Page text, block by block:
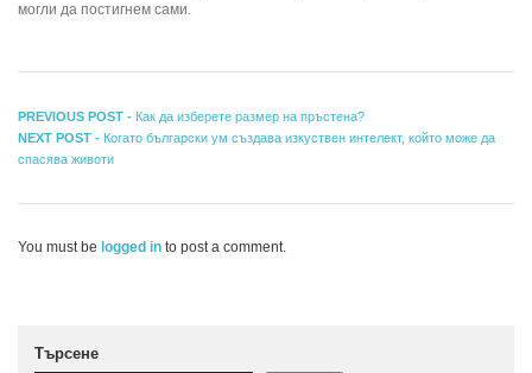
могли да постигнем сами.
Навигация
PREVIOUS POST - Previous
post:
Как да изберете размер на пръстена?
NEXT POST - Next
post:
Когато български ум създава изкуствен интелект, който може да
спасява животи
You must be logged in to post a comment.
Търсене